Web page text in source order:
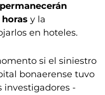
y la
en hoteles.
si el siniestro
bonaerense tuvo
investigadores -